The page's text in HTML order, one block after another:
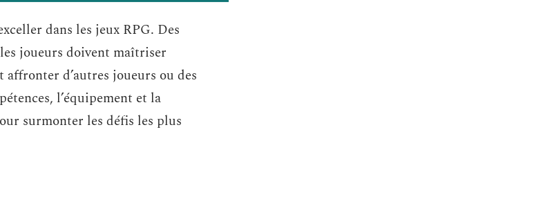
dans les jeux RPG. Des
joueurs doivent maîtriser
d’autres joueurs ou des
l’équipement et la
surmonter les défis les plus